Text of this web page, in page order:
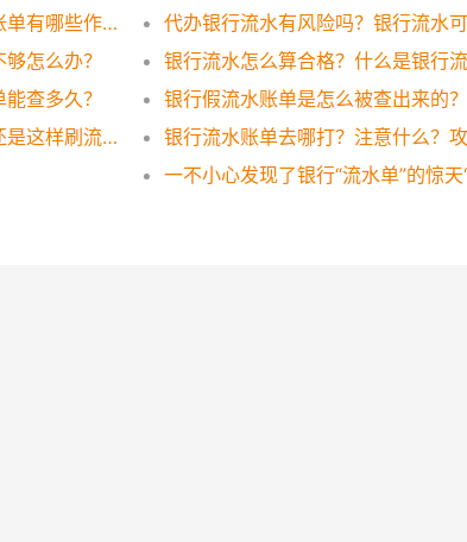
银行流水账单如何打印？银行流水账单有哪些作用？
代办银行流水有风险吗？银行流水
怎么办？
银行流水怎么算合格？什么是银行流
查多久？
银行假流水账单是怎么被查出来的？
银行流水账单可以作假吗？想太多还是这样刷流水才有效！
一不小心发现了银行“流水单”的惊天